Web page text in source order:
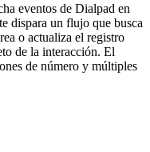
eventos de Dialpad en
dispara un flujo que busca
o actualiza el registro
de la interacción. El
de número y múltiples